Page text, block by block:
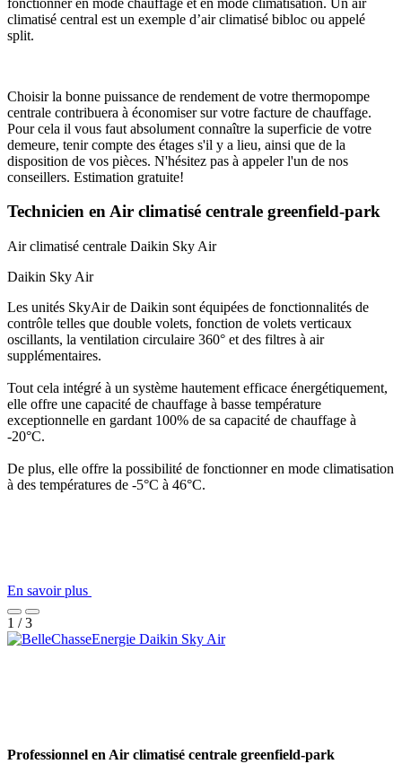
climatisé central est un exemple d’air climatisé bibloc ou appelé
split.
Choisir la bonne puissance de rendement de votre thermopompe
centrale contribuera à économiser sur votre facture de chauffage.
Pour cela il vous faut absolument connaître la superficie de votre
demeure, tenir compte des étages s'il y a lieu, ainsi que de la
disposition de vos pièces. N'hésitez pas à appeler l'un de nos
conseillers. Estimation gratuite!
Technicien en Air climatisé centrale greenfield-park
Air climatisé centrale Daikin Sky Air
Daikin Sky Air
Les unités SkyAir de Daikin sont équipées de fonctionnalités de
contrôle telles que double volets, fonction de volets verticaux
oscillants, la ventilation circulaire 360° et des filtres à air
supplémentaires.
Tout cela intégré à un système hautement efficace énergétiquement,
elle offre une capacité de chauffage à basse température
exceptionnelle en gardant 100% de sa capacité de chauffage à
-20°C.
De plus, elle offre la possibilité de fonctionner en mode climatisation
à des températures de -5°C à 46°C.
En savoir plus
1 / 3
Professionnel en Air climatisé centrale greenfield-park